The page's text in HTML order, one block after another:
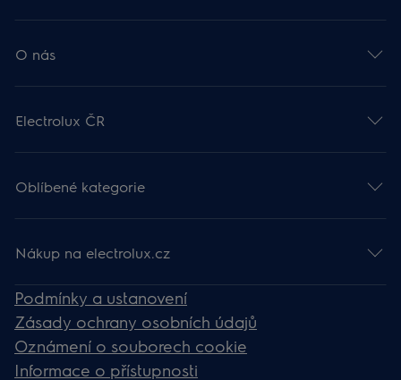
O nás
Electrolux ČR
Oblíbené kategorie
Nákup na electrolux.cz
Podmínky a ustanovení
Zásady ochrany osobních údajů
Oznámení o souborech cookie
Informace o přístupnosti